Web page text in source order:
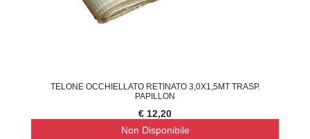
TELONE OCCHIELLATO RETINATO 3,0X1,5MT TRASP.
PAPILLON
€ 12,20
Non Disponibile